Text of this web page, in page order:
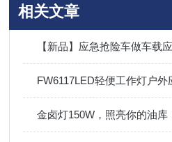
相关文章
金卤灯150W，照亮你的油